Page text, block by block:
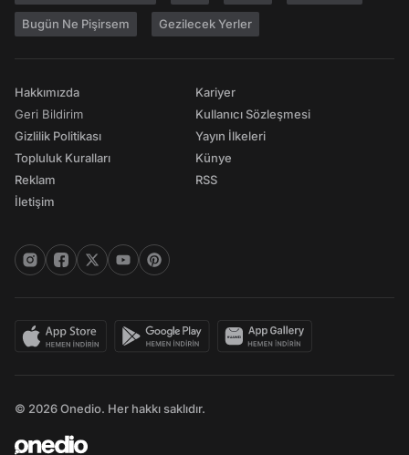
Bugün Ne Pişirsem Gezilecek Yerler
Hakkımızda
Geri Bildirim
Gizlilik Politikası
Topluluk Kuralları
Reklam
İletişim
Kariyer
Kullanıcı Sözleşmesi
Yayın İlkeleri
Künye
RSS
© 2026 Onedio. Her hakkı saklıdır.